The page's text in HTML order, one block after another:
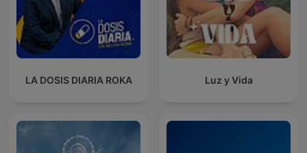
LA DOSIS DIARIA ROKA Luz y Vida